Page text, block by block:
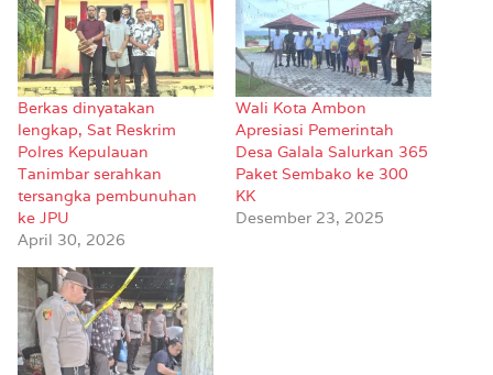
Berkas dinyatakan
lengkap, Sat Reskrim
Polres Kepulauan
Tanimbar serahkan
tersangka pembunuhan
ke JPU
April 30, 2026
Wali Kota Ambon
Apresiasi Pemerintah
Desa Galala Salurkan 365
Paket Sembako ke 300
KK
Desember 23, 2025